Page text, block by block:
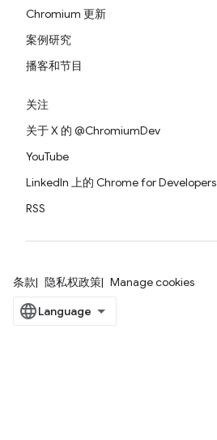
Chromium 更新
案例研究
播客和节目
关注
关于 X 的 @ChromiumDev
YouTube
LinkedIn 上的 Chrome for Developers
RSS
条款 隐私权政策 Manage cookies